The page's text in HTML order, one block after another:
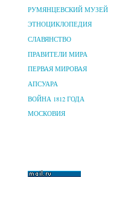
РУМЯНЦЕВСКИЙ МУЗЕЙ
ЭТНОЦИКЛОПЕДИЯ
СЛАВЯНСТВО
ПРАВИТЕЛИ МИРА
ПЕРВАЯ МИРОВАЯ
АПСУАРА
ВОЙНА 1812 ГОДА
МОСКОВИЯ